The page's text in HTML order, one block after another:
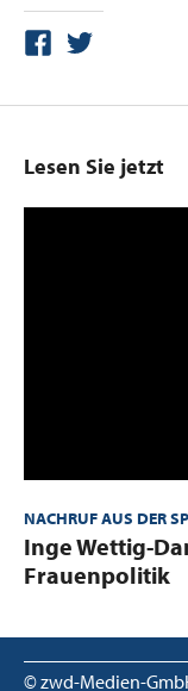
Lesen Sie jetzt
NACHRUF AUS DER
:Inge Wettig-
Frauenpolitik
© zwd-Medien-